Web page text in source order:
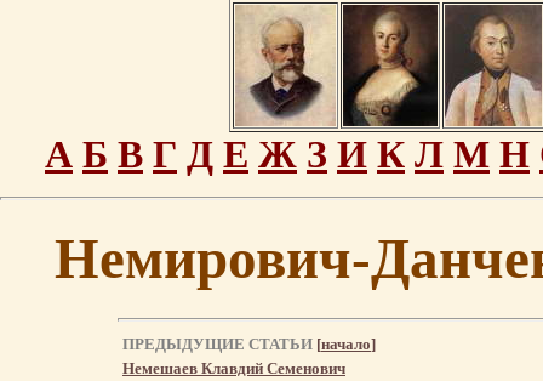
А Б В Г Д Е Ж З И К Л М Н
Немирович-
ПРЕДЫДУЩИЕ СТАТЬИ [начало]
Немешаев Клавдий Семенович